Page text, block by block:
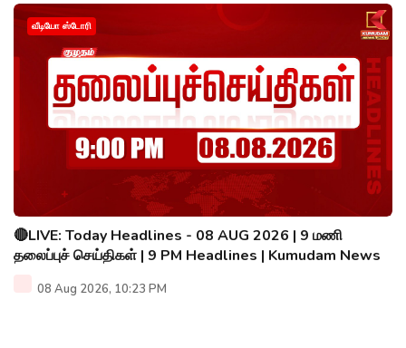
வீடியோ ஸ்டோரி
🔴LIVE: Today Headlines - 08 AUG 2026 | 9 மணி
தலைப்புச் செய்திகள் | 9 PM Headlines | Kumudam News
08 Aug 2026, 10:23 PM